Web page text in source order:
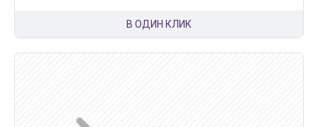
В ОДИН КЛИК